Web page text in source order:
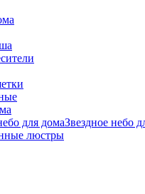
Звездное небо
люстры